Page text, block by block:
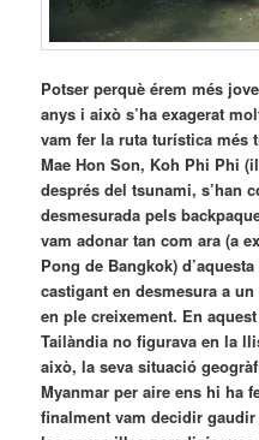
Potser perquè érem més
anys i això s’ha exagerat
vam fer la ruta turística més
Mae Hon Son, Koh Phi Phi
després del tsunami, s’han
desmesurada pels
vam adonar tan com ara (a
Pong de Bangkok)
castigant en desmesura a
en ple creixement. En
Tailàndia no figurava en la
això, la seva situació
Myanmar per aire ens hi ha
finalment vam decidir